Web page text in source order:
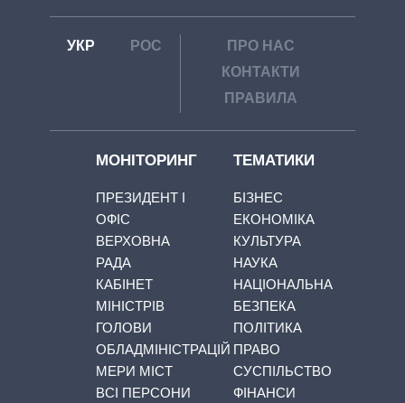
УКР РОС
ПРО НАС
КОНТАКТИ
ПРАВИЛА
МОНІТОРИНГ
ПРЕЗИДЕНТ І
ОФІС
ВЕРХОВНА
РАДА
КАБІНЕТ
МІНІСТРІВ
ГОЛОВИ
ОБЛАДМІНІСТРАЦІЙ
МЕРИ МІСТ
ВСІ ПЕРСОНИ
ТЕМАТИКИ
БІЗНЕС
ЕКОНОМІКА
КУЛЬТУРА
НАУКА
НАЦІОНАЛЬНА
БЕЗПЕКА
ПОЛІТИКА
ПРАВО
СУСПІЛЬСТВО
ФІНАНСИ